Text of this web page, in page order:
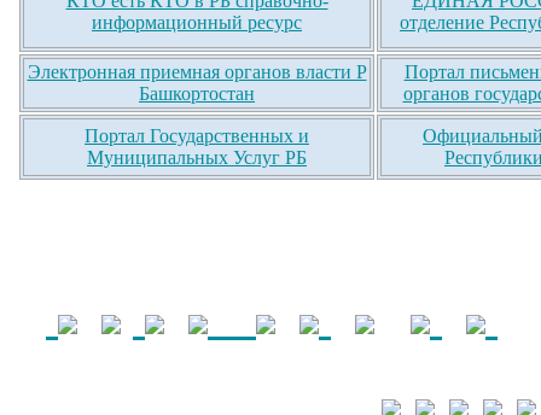
информационный ресурс
отделение
Электронная приемная органов власти Р
Башкортостан
Портал
органов
Портал Государственных и
Муниципальных Услуг РБ
Официальный